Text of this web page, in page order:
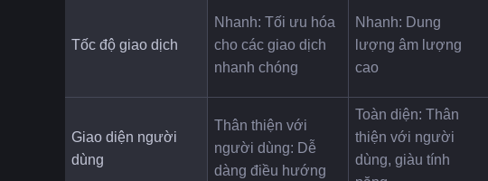
Tốc độ giao dịch
Nhanh: Tối ưu hóa
cho các giao dịch
nhanh chóng
Nhanh: Dung
lượng âm lượng
cao
Giao diện người
dùng
Thân thiện với
người dùng: Dễ
dàng điều hướng
Toàn diện: Thân
thiện với người
dùng, giàu tính